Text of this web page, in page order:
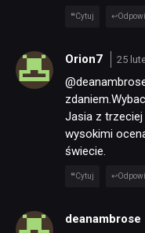
Cytuj
Orion7 25
Jasia z
wysokimi
świecie.
Cytuj
deanambrose